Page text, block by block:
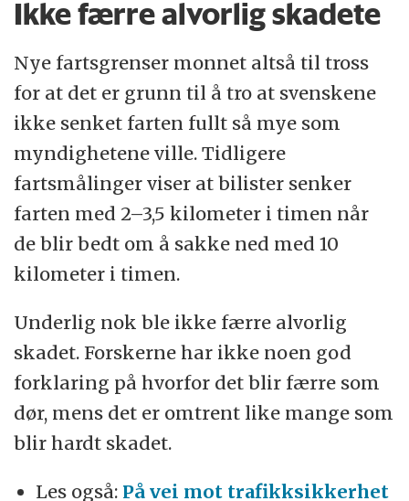
Ikke færre alvorlig skadete
Nye fartsgrenser monnet altså til tross
for at det er grunn til å tro at svenskene
ikke senket farten fullt så mye som
myndighetene ville. Tidligere
fartsmålinger viser at bilister senker
farten med 2–3,5 kilometer i timen når
de blir bedt om å sakke ned med 10
kilometer i timen.
Underlig nok ble ikke færre alvorlig
skadet. Forskerne har ikke noen god
forklaring på hvorfor det blir færre som
dør, mens det er omtrent like mange som
blir hardt skadet.
Les også: På vei mot trafikksikkerhet